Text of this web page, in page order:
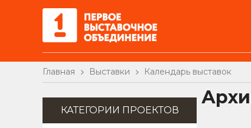
Главная Выставки Календарь выставок
КАТЕГОРИИ ПРОЕКТОВ